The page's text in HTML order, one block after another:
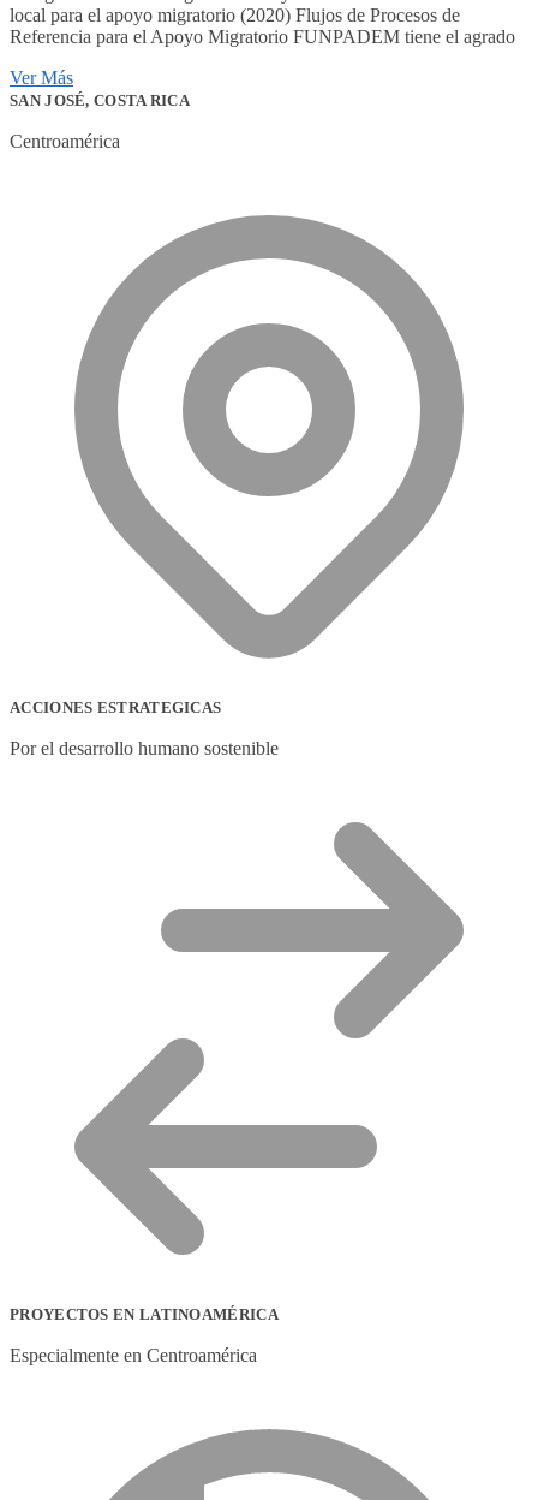
local para el apoyo migratorio (2020) Flujos de Procesos de
Referencia para el Apoyo Migratorio FUNPADEM tiene el agrado
Ver Más
SAN JOSÉ, COSTA RICA
Centroamérica
ACCIONES ESTRATEGICAS
Por el desarrollo humano sostenible
PROYECTOS EN LATINOAMÉRICA
Especialmente en Centroamérica